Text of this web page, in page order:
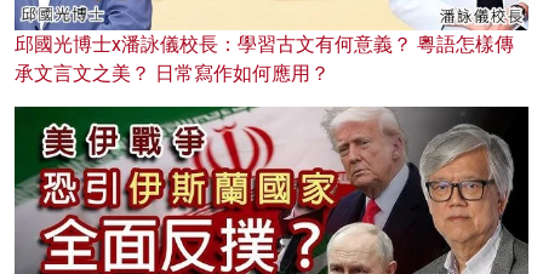
邱國光博士x潘詠儀校長：學習古文有何意義？ 粵語怎樣傳
承文言文之美？ 日常寫作如何應用？